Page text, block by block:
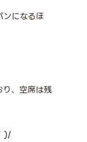
になるほ
り、空席は残
)/